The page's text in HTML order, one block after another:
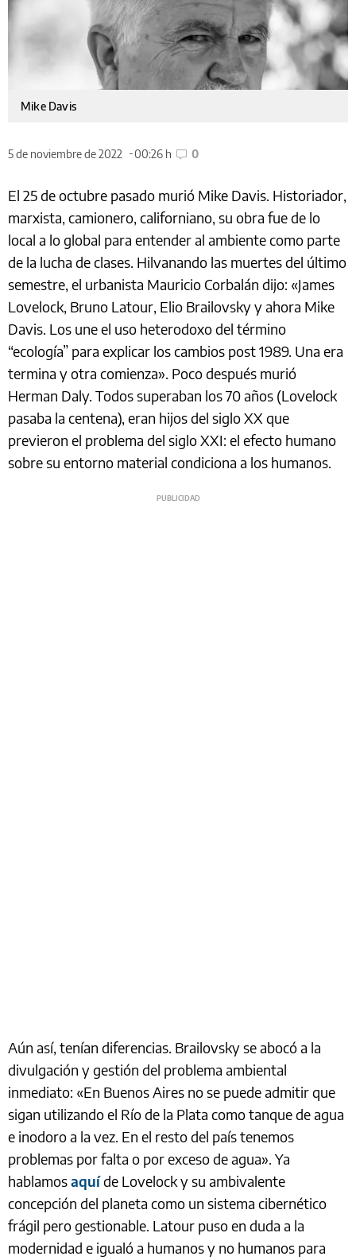
Mike Davis
5 de noviembre de 2022 00:26 h 0
El 25 de octubre pasado murió Mike Davis. Historiador,
marxista, camionero, californiano, su obra fue de lo
local a lo global para entender al ambiente como parte
de la lucha de clases. Hilvanando las muertes del último
semestre, el urbanista Mauricio Corbalán dijo: «James
Lovelock, Bruno Latour, Elio Brailovsky y ahora Mike
Davis. Los une el uso heterodoxo del término
“ecología” para explicar los cambios post 1989. Una era
termina y otra comienza». Poco después murió
Herman Daly. Todos superaban los 70 años (Lovelock
pasaba la centena), eran hijos del siglo XX que
previeron el problema del siglo XXI: el efecto humano
sobre su entorno material condiciona a los humanos.
Aún así, tenían diferencias. Brailovsky se abocó a la
divulgación y gestión del problema ambiental
inmediato: «En Buenos Aires no se puede admitir que
sigan utilizando el Río de la Plata como tanque de agua
e inodoro a la vez. En el resto del país tenemos
problemas por falta o por exceso de agua». Ya
hablamosaquíde Lovelock y su ambivalente
concepción del planeta como un sistema cibernético
frágil pero gestionable. Latour puso en duda a la
modernidad e igualó a humanos y no humanos para